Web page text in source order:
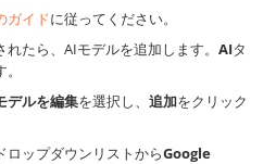
ガイドに従ってください。
たら、AIモデルを追加します。 AIタ
デルを編集を選択し、 追加をクリック
ップダウンリストからGoogle